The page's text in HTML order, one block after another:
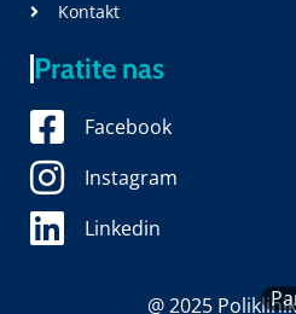
Kontakt
Pratite nas
Facebook
Instagram
Linkedin
@ 2025